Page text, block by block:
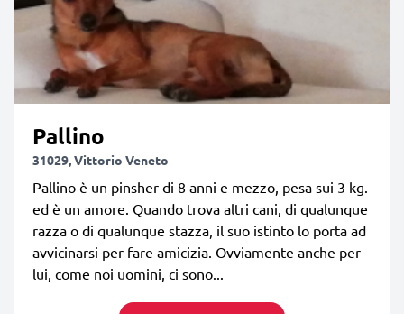
Pallino
31029, Vittorio Veneto
Pallino è un pinsher di 8 anni e mezzo, pesa sui 3 kg.
ed è un amore. Quando trova altri cani, di qualunque
razza o di qualunque stazza, il suo istinto lo porta ad
avvicinarsi per fare amicizia. Ovviamente anche per
lui, come noi uomini, ci sono...